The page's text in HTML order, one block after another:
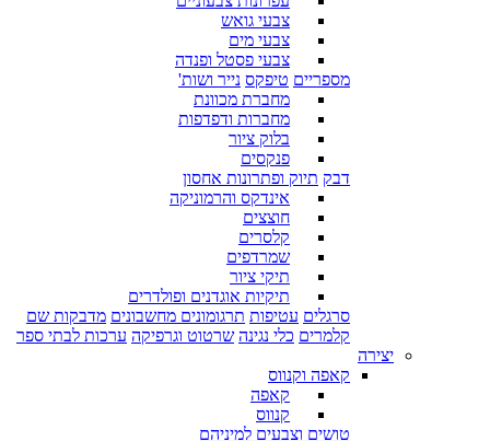
צבעי גואש
צבעי מים
צבעי פסטל ופנדה
מספריים טיפקס נייר ושות'
מחברת מכוונת
מחברות ודפדפות
בלוק ציור
פנקסים
דבק תיוק ופתרונות אחסון
אינדקס והרמוניקה
חוצצים
קלסרים
שמרדפים
תיקי ציור
תיקיות אוגדנים ופולדרים
סרגלים עטיפות תרגומונים מחשבונים מדבקות שם
קלמרים כלי נגינה שרטוט וגרפיקה ערכות לבתי ספר
יצירה
קאפה וקנווס
קאפה
קנווס
טושים וצבעים למיניהם